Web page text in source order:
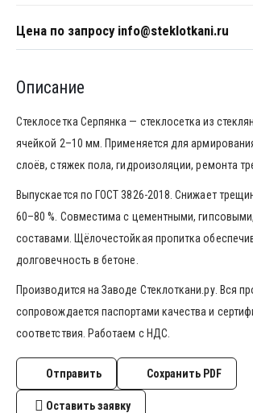
Цена по запросу info@steklotkani.ru
Описание
Стеклосетка Серпянка — стеклосетка из
ячейкой 2–10 мм. Применяется для
слоёв, стяжек пола, гидроизоляции, ремонта
Выпускается по ГОСТ 3826-2018. Снижает
60–80 %. Совместима с цементными,
составами. Щёлочестойкая пропитка
долговечность в бетоне.
Производится на Заводе Стеклоткани.ру. Вся
сопровождается паспортами качества и
соответствия. Работаем с НДС.
Отправить Сохранить PDF
Оставить заявку